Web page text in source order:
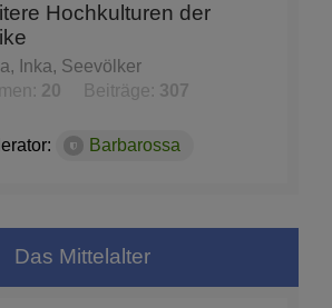
Hochkulturen der
Inka, Seevölker
20 Beiträge: 307
Barbarossa
Das Mittelalter